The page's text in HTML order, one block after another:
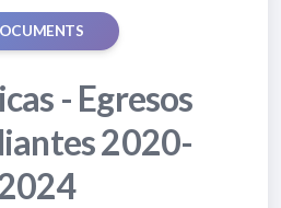
- Egresos
2020-